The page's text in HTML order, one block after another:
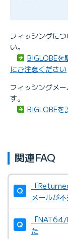
フィッシングに
い。
BIGLOBEを
にご注意ください
フィッシングメ
す。
BIGLOBEを
関連FAQ
「
メールが
「
た